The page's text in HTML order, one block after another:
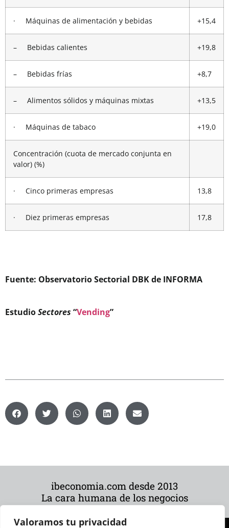
Valoramos tu privacidad
· Máquinas de alimentación y bebidas +15,4
– Bebidas calientes +19,8
– Bebidas frías +8,7
– Alimentos sólidos y máquinas mixtas +13,5
· Máquinas de tabaco +19,0
Concentración (cuota de mercado conjunta en
valor) (%)
· Cinco primeras empresas 13,8
· Diez primeras empresas 17,8
Fuente: Observatorio Sectorial DBK de INFORMA
EstudioSectores “Vending”
ibeconomia.com desde 2013
La cara humana de los negocios